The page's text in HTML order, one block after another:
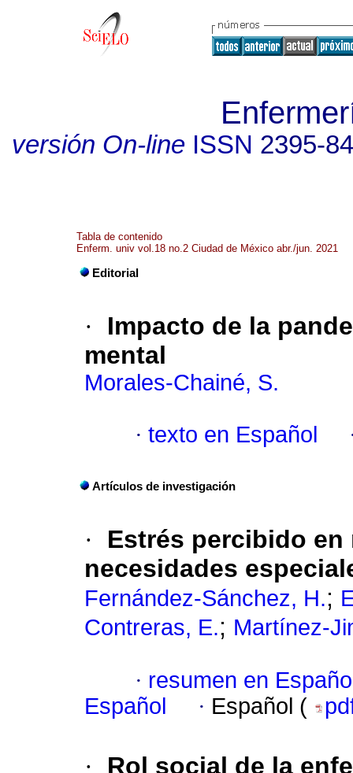
versión On-lineISSN 2395-
Tabla de contenido
Enferm. univ vol.18 no.2 Ciudad de México abr./jun. 2021
Editorial
·
Impacto de la
mental
Morales-Chainé, S.
· texto en Español
Artículos de investigación
·
Estrés percibido
necesidades
Fernández-Sánchez, H.;
Contreras, E.; Martínez-
· resumen en
Español
· Español (
·
Rol social de la